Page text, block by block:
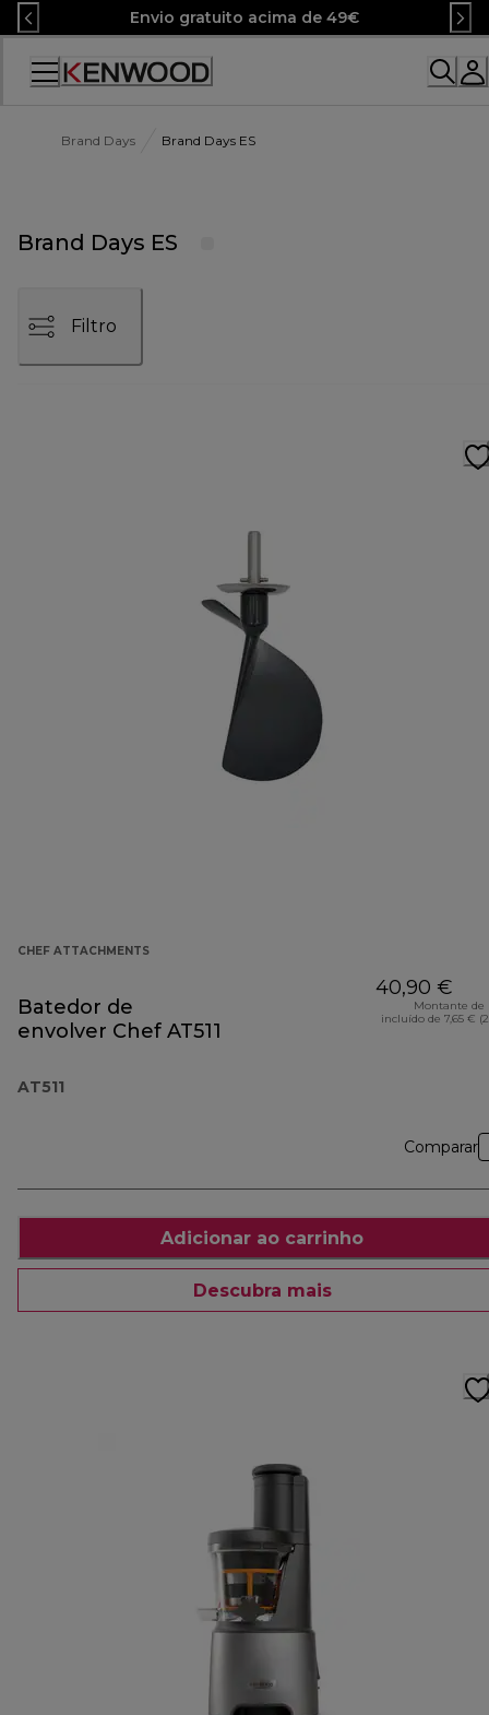
Skip
to
Content
Envio gratuito acima de 49€
Brand Days Brand Days ES
Brand Days ES
Filtro
CHEF ATTACHMENTS
Batedor de
envolver Chef AT511
AT511
40,90 €
Montante de
incluído de 7,65 €
Comparar
Adicionar ao carrinho
Descubra mais